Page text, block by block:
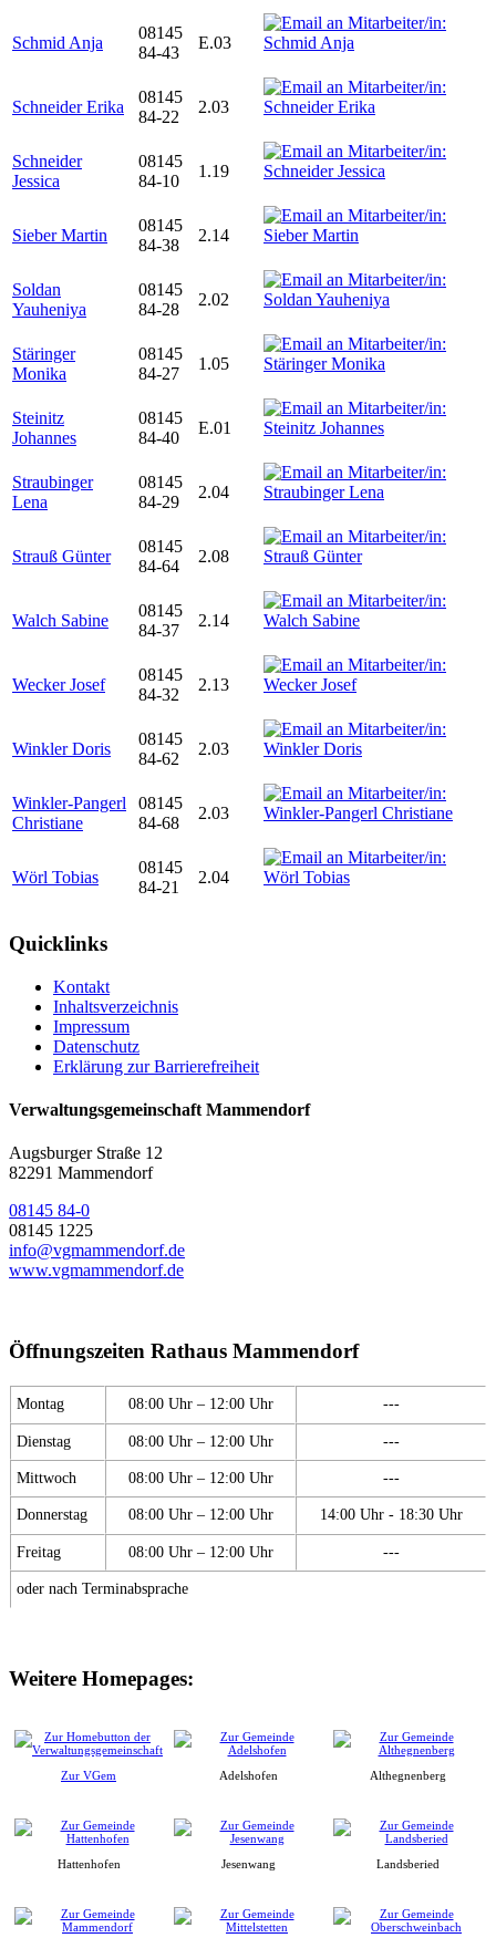
Schmid Anja
08145
84-43
E.03
Schneider Erika
08145
84-22
2.03
Schneider
Jessica
08145
84-10
1.19
Sieber Martin
08145
84-38
2.14
Soldan
Yauheniya
08145
84-28
2.02
Stäringer
Monika
08145
84-27
1.05
Steinitz
Johannes
08145
84-40
E.01
Straubinger
Lena
08145
84-29
2.04
Strauß Günter
08145
84-64
2.08
Walch Sabine
08145
84-37
2.14
Wecker Josef
08145
84-32
2.13
Winkler Doris
08145
84-62
2.03
Winkler-Pangerl
Christiane
08145
84-68
2.03
Wörl Tobias
08145
84-21
2.04
Quicklinks
Kontakt
Inhaltsverzeichnis
Impressum
Datenschutz
Erklärung zur Barrierefreiheit
Verwaltungsgemeinschaft Mammendorf
Augsburger Straße 12
82291 Mammendorf
08145 84-0
08145 1225
info@vgmammendorf.de
www.vgmammendorf.de
Öffnungszeiten Rathaus Mammendorf
Montag 08:00 Uhr – 12:00 Uhr ---
Dienstag 08:00 Uhr – 12:00 Uhr ---
Mittwoch 08:00 Uhr – 12:00 Uhr ---
Donnerstag 08:00 Uhr – 12:00 Uhr 14:00 Uhr - 18:30 Uhr
Freitag 08:00 Uhr – 12:00 Uhr ---
oder nach Terminabsprache
Weitere Homepages:
Zur VGem Adelshofen Althegnenberg
Hattenhofen Jesenwang Landsberied